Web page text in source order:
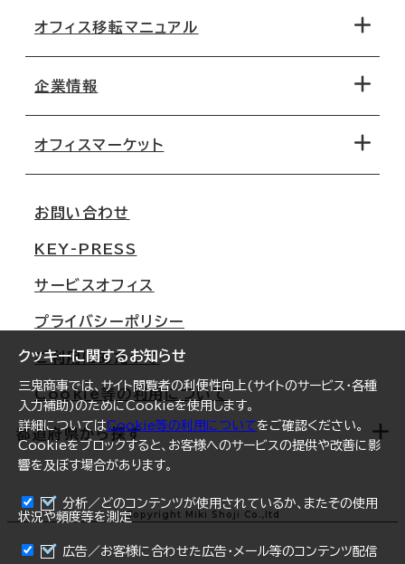
まとめて資料請求
クッキーに関するお知らせ
三鬼商事では、サイト閲覧者の利便性向上(サイトのサービス・各種
入力補助)のためにCookieを使用します。
詳細についてはCookie等の利用についてをご確認ください。
Cookieをブロックすると、お客様へのサービスの提供や改善に影
響を及ぼす場合があります。
分析／どのコンテンツが使用されているか、またその使用
状況や頻度等を測定
広告／お客様に合わせた広告・メール等のコンテンツ配信
地図から探す
路線・駅から探す
オフィス移転マニュアル
移転コストシミュレーション
移転スケジュール
オフィス移転Q&A
企業情報
オフィスマーケット
大阪
名古屋
札幌
仙台
横浜
福岡
オフィスリポート
ログイン
お問い合わせ
KEY-PRESS
サービスオフィス
プライバシーポリシー
ご利用にあたって
Cookie等の利用について
都道府県から探す
北海道
青森県
Copyright Miki Shoji Co.,ltd